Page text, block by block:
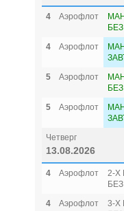
4 Аэрофлот
4
Аэрофлот
5
Аэрофлот
5
Аэрофлот
Четверг
13.08.2026
4 Аэрофлот
2-Х
4
Аэрофлот
3-Х